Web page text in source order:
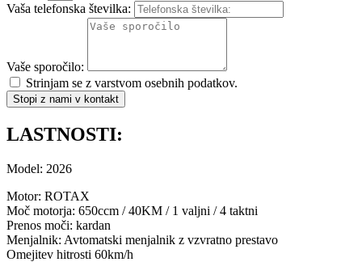
Vaša telefonska številka:
Vaše sporočilo:
Strinjam se z varstvom osebnih podatkov.
Stopi z nami v kontakt
LASTNOSTI:
Model: 2026
Motor: ROTAX
Moč motorja: 650ccm / 40KM / 1 valjni / 4 taktni
Prenos moči: kardan
Menjalnik: Avtomatski menjalnik z vzvratno prestavo
Omejitev hitrosti 60km/h